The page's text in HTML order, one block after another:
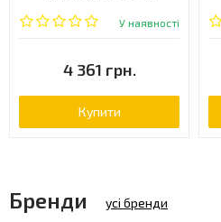
У наявності
4 361 грн.
Купити
Бренди усі бренди